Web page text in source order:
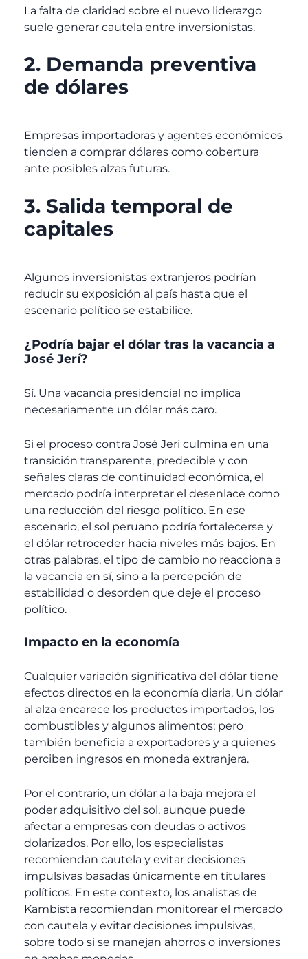
La falta de claridad sobre el nuevo liderazgo
suele generar cautela entre inversionistas.
2. Demanda preventiva
de dólares
Empresas importadoras y agentes económicos
tienden a comprar dólares como cobertura
ante posibles alzas futuras.
3. Salida temporal de
capitales
Algunos inversionistas extranjeros podrían
reducir su exposición al país hasta que el
escenario político se estabilice.
¿Podría bajar el dólar tras la vacancia a
José Jerí?
Sí. Una vacancia presidencial no implica
necesariamente un dólar más caro.
Si el proceso contra José Jeri culmina en una
transición transparente, predecible y con
señales claras de continuidad económica, el
mercado podría interpretar el desenlace como
una reducción del riesgo político. En ese
escenario, el sol peruano podría fortalecerse y
el dólar retroceder hacia niveles más bajos. En
otras palabras, el tipo de cambio no reacciona a
la vacancia en sí, sino a la percepción de
estabilidad o desorden que deje el proceso
político.
Impacto en la economía
Cualquier variación significativa del dólar tiene
efectos directos en la economía diaria. Un dólar
al alza encarece los productos importados, los
combustibles y algunos alimentos; pero
también beneficia a exportadores y a quienes
perciben ingresos en moneda extranjera.
Por el contrario, un dólar a la baja mejora el
poder adquisitivo del sol, aunque puede
afectar a empresas con deudas o activos
dolarizados. Por ello, los especialistas
recomiendan cautela y evitar decisiones
impulsivas basadas únicamente en titulares
políticos. En este contexto, los analistas de
Kambista recomiendan monitorear el mercado
con cautela y evitar decisiones impulsivas,
sobre todo si se manejan ahorros o inversiones